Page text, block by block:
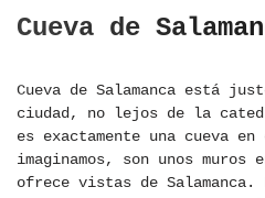
Cueva de
Cueva de Salamanca está
ciudad, no lejos de la
es exactamente una cueva
imaginamos, son unos
ofrece vistas de